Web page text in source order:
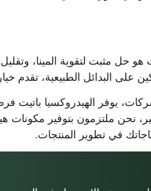
هو حل مثبت لتقوية المينا،
على البدائل الطبيعية، تقدم
يوفر الهيدروكسيا باتيت
نحن ملتزمون بتوفير مكونات
في تطوير المنتجات.